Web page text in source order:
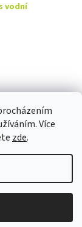
Více
zde.
vodní
práva vyhrazena.